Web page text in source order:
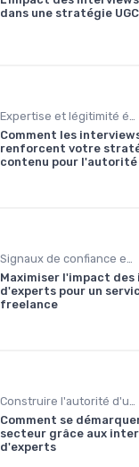
dans une stratégie
Expertise et légitimité éditoriale
Comment les
renforcent votre
contenu pour l'autorité
Signaux de confiance et sourcing
Maximiser l'impact
d'experts pour un
freelance
Construire l'autorité d'un média
Comment se
secteur grâce aux
d'experts